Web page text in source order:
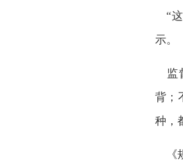
“这
示。
监
背；
种，
《